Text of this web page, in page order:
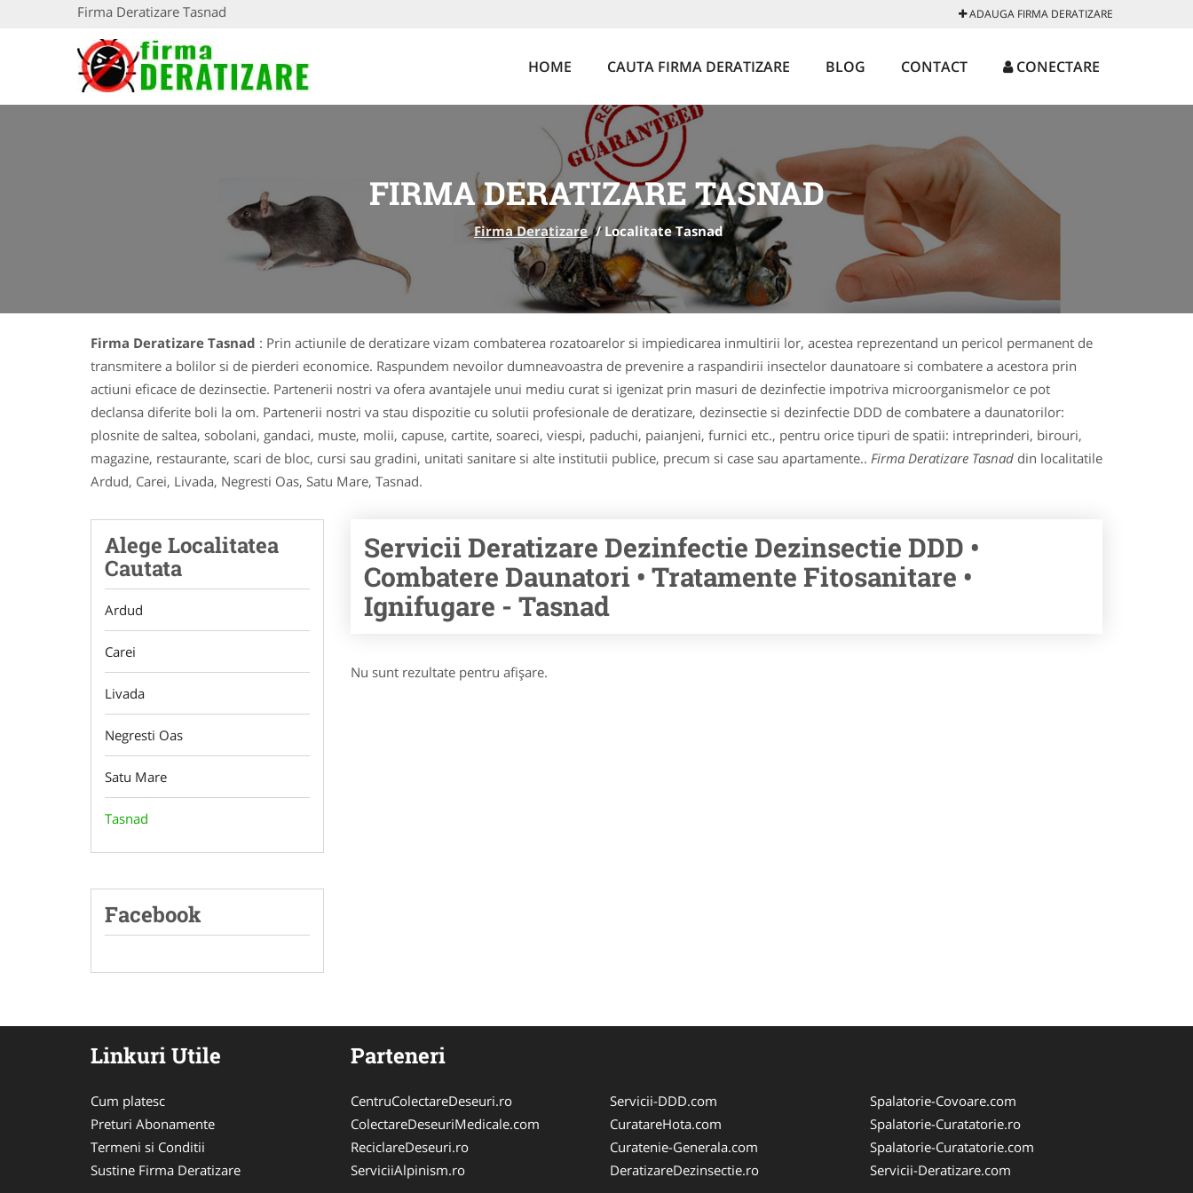
Firma Deratizare Tasnad ADAUGA FIRMA DERATIZARE
HOME CAUTA FIRMA DERATIZARE BLOG CONTACT CONECTARE
FIRMA DERATIZARE TASNAD
Firma Deratizare /Localitate Tasnad
Firma Deratizare Tasnad : Prin actiunile de deratizare vizam combaterea rozatoarelor si impiedicarea inmultirii lor, acestea reprezentand un pericol permanent de
transmitere a bolilor si de pierderi economice. Raspundem nevoilor dumneavoastra de prevenire a raspandirii insectelor daunatoare si combatere a acestora prin
actiuni eficace de dezinsectie. Partenerii nostri va ofera avantajele unui mediu curat si igenizat prin masuri de dezinfectie impotriva microorganismelor ce pot
declansa diferite boli la om. Partenerii nostri va stau dispozitie cu solutii profesionale de deratizare, dezinsectie si dezinfectie DDD de combatere a daunatorilor:
plosnite de saltea, sobolani, gandaci, muste, molii, capuse, cartite, soareci, viespi, paduchi, paianjeni, furnici etc., pentru orice tipuri de spatii: intreprinderi, birouri,
magazine, restaurante, scari de bloc, cursi sau gradini, unitati sanitare si alte institutii publice, precum si case sau apartamente.. Firma Deratizare Tasnad din localitatile
Ardud, Carei, Livada, Negresti Oas, Satu Mare, Tasnad.
Alege Localitatea
Cautata
Ardud
Carei
Livada
Negresti Oas
Satu Mare
Tasnad
Facebook
Servicii Deratizare Dezinfectie Dezinsectie DDD •
Combatere Daunatori • Tratamente Fitosanitare •
Ignifugare - Tasnad
Nu sunt rezultate pentru afişare.
Linkuri Utile
Cum platesc
Preturi Abonamente
Termeni si Conditii
Sustine Firma Deratizare
Parteneri
CentruColectareDeseuri.ro
ColectareDeseuriMedicale.com
ReciclareDeseuri.ro
ServiciiAlpinism.ro
Servicii-DDD.com
CuratareHota.com
Curatenie-Generala.com
DeratizareDezinsectie.ro
Spalatorie-Covoare.com
Spalatorie-Curatatorie.ro
Spalatorie-Curatatorie.com
Servicii-Deratizare.com